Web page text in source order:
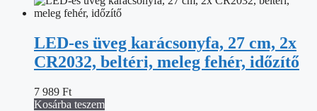
LED-es üveg karácsonyfa, 27 cm, 2x
CR2032, beltéri, meleg fehér, időzítő
7 989 Ft
Kosárba teszem